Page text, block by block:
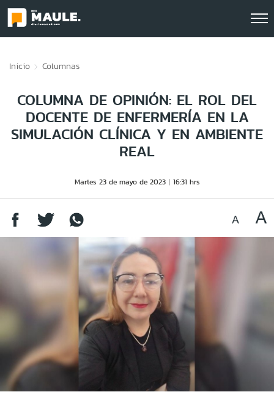
Inicio Columnas
COLUMNA DE OPINIÓN: EL ROL DEL
DOCENTE DE ENFERMERÍA EN LA
SIMULACIÓN CLÍNICA Y EN AMBIENTE
REAL
Martes 23 de mayo de 2023 16:31 hrs